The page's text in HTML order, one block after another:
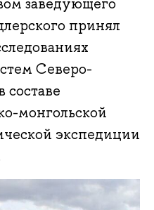
заведующего
принял
Северо-
монгольской
экспедиции